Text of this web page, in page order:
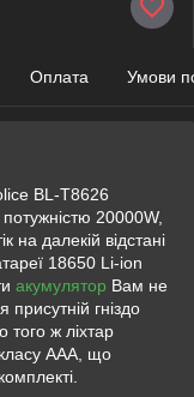
Оплата Умови
BL-T8626
20000W,
на далекій відстані
18650 Li-ion
акумулятор Вам не
присутній гніздо
того ж ліхтар
класу ААА, що